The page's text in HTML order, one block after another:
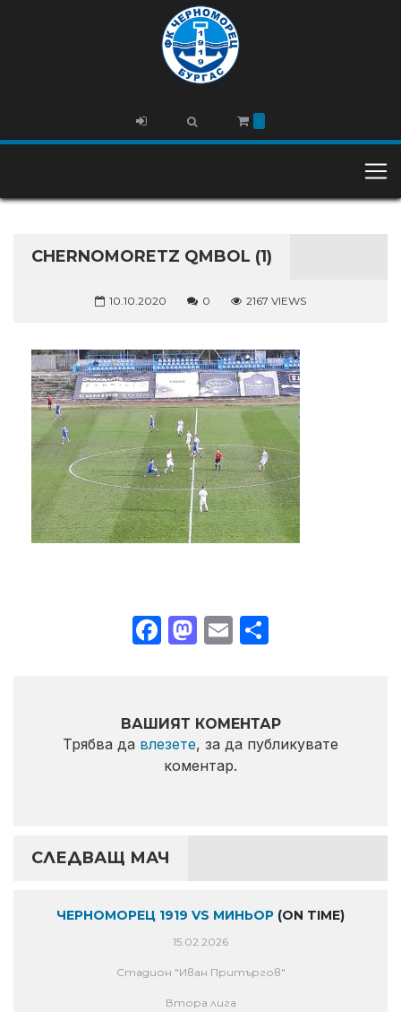
CHERNOMORETZ QMBOL (1)
10.10.2020 0 2167 VIEWS
Facebook
Mastodon
Email
ВАШИЯТ КОМЕНТАР
Трябва да влезете, за да публикувате
коментар.
СЛЕДВАЩ МАЧ
ЧЕРНОМОРЕЦ 1919 VS МИНЬОР (ON TIME)
15.02.2026
Стадион "Иван Притъргов"
Втора лига